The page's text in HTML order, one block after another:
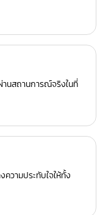
านสถานการณ์จริงในที่
วามประทับใจให้ทั้ง